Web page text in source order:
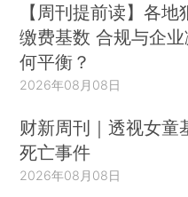
【周刊提前读】各地
缴费基数 合规与企业
何平衡？
2026年08月08日
财新周刊｜透视女童
死亡事件
2026年08月08日